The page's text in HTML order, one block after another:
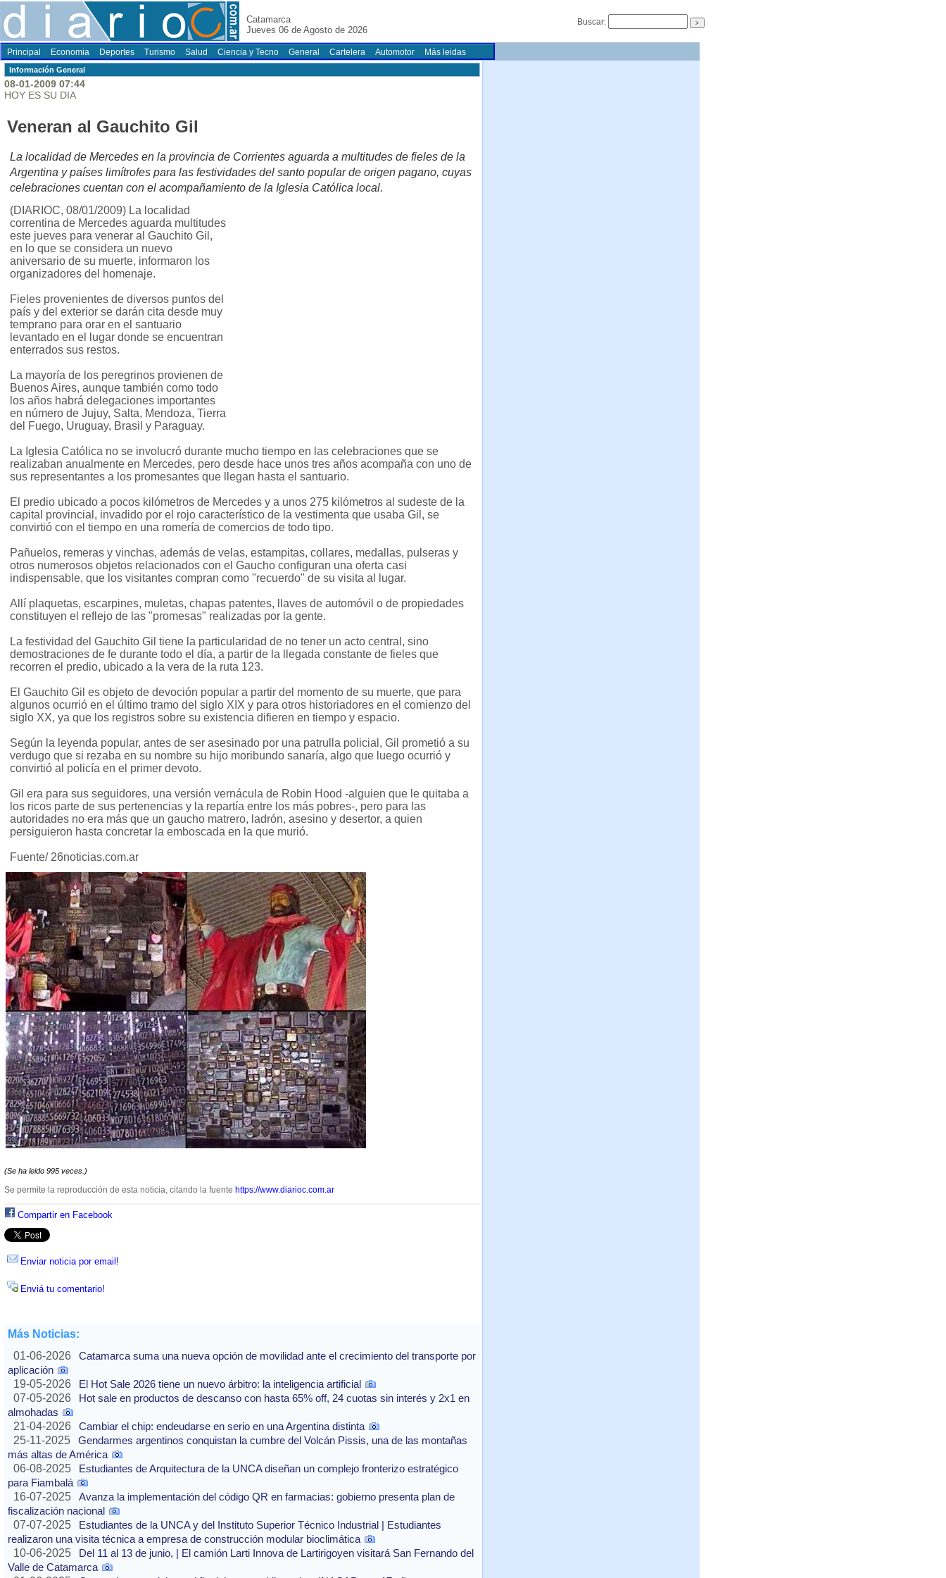
Catamarca
Jueves 06 de Agosto de 2026
Buscar:
Principal Economia Deportes Turismo Salud Ciencia y Tecno General Cartelera Automotor Más leidas
Información General
08-01-2009 07:44
HOY ES SU DIA
Veneran al Gauchito Gil
La localidad de Mercedes en la provincia de Corrientes aguarda a multitudes de fieles de la
Argentina y países limítrofes para las festividades del santo popular de origen pagano, cuyas
celebraciones cuentan con el acompañamiento de la Iglesia Católica local.
(DIARIOC, 08/01/2009) La localidad
correntina de Mercedes aguarda multitudes
este jueves para venerar al Gauchito Gil,
en lo que se considera un nuevo
aniversario de su muerte, informaron los
organizadores del homenaje.
Fieles provenientes de diversos puntos del
país y del exterior se darán cita desde muy
temprano para orar en el santuario
levantado en el lugar donde se encuentran
enterrados sus restos.
La mayoría de los peregrinos provienen de
Buenos Aires, aunque también como todo
los años habrá delegaciones importantes
en número de Jujuy, Salta, Mendoza, Tierra
del Fuego, Uruguay, Brasil y Paraguay.
La Iglesia Católica no se involucró durante mucho tiempo en las celebraciones que se
realizaban anualmente en Mercedes, pero desde hace unos tres años acompaña con uno de
sus representantes a los promesantes que llegan hasta el santuario.
El predio ubicado a pocos kilómetros de Mercedes y a unos 275 kilómetros al sudeste de la
capital provincial, invadido por el rojo característico de la vestimenta que usaba Gil, se
convirtió con el tiempo en una romería de comercios de todo tipo.
Pañuelos, remeras y vinchas, además de velas, estampitas, collares, medallas, pulseras y
otros numerosos objetos relacionados con el Gaucho configuran una oferta casi
indispensable, que los visitantes compran como "recuerdo" de su visita al lugar.
Allí plaquetas, escarpines, muletas, chapas patentes, llaves de automóvil o de propiedades
constituyen el reflejo de las "promesas" realizadas por la gente.
La festividad del Gauchito Gil tiene la particularidad de no tener un acto central, sino
demostraciones de fe durante todo el día, a partir de la llegada constante de fieles que
recorren el predio, ubicado a la vera de la ruta 123.
El Gauchito Gil es objeto de devoción popular a partir del momento de su muerte, que para
algunos ocurrió en el último tramo del siglo XIX y para otros historiadores en el comienzo del
siglo XX, ya que los registros sobre su existencia difieren en tiempo y espacio.
Según la leyenda popular, antes de ser asesinado por una patrulla policial, Gil prometió a su
verdugo que si rezaba en su nombre su hijo moribundo sanaría, algo que luego ocurrió y
convirtió al policía en el primer devoto.
Gil era para sus seguidores, una versión vernácula de Robin Hood -alguien que le quitaba a
los ricos parte de sus pertenencias y la repartía entre los más pobres-, pero para las
autoridades no era más que un gaucho matrero, ladrón, asesino y desertor, a quien
persiguieron hasta concretar la emboscada en la que murió.
Fuente/ 26noticias.com.ar
(Se ha leido 995 veces.)
Se permite la reproducción de esta noticia, citando la fuente https://www.diarioc.com.ar
Compartir en Facebook
Enviar noticia por email!
Enviá tu comentario!
Más Noticias:
01-06-2026
Catamarca suma una nueva opción de movilidad ante el crecimiento del transporte por
aplicación
19-05-2026
El Hot Sale 2026 tiene un nuevo árbitro: la inteligencia artificial
07-05-2026
Hot sale en productos de descanso con hasta 65% off, 24 cuotas sin interés y 2x1 en
almohadas
21-04-2026
Cambiar el chip: endeudarse en serio en una Argentina distinta
25-11-2025
Gendarmes argentinos conquistan la cumbre del Volcán Pissis, una de las montañas
más altas de América
06-08-2025
Estudiantes de Arquitectura de la UNCA diseñan un complejo fronterizo estratégico
para Fiambalá
16-07-2025
Avanza la implementación del código QR en farmacias: gobierno presenta plan de
fiscalización nacional
07-07-2025
Estudiantes de la UNCA y del Instituto Superior Técnico Industrial | Estudiantes
realizaron una visita técnica a empresa de construcción modular bioclimática
10-06-2025
Del 11 al 13 de junio, | El camión Larti Innova de Lartirigoyen visitará San Fernando del
Valle de Catamarca